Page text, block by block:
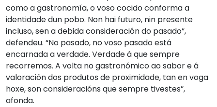
como a gastronomía, o voso cocido conforma a
identidade dun pobo. Non hai futuro, nin presente
incluso, sen a debida consideración do pasado”,
defendeu. “No pasado, no voso pasado está
encarnada a verdade. Verdade á que sempre
recorremos. A volta no gastronómico ao sabor e á
valoración dos produtos de proximidade, tan en voga
hoxe, son consideracións que sempre tivestes”,
afonda.